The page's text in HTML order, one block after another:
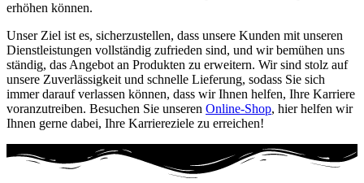
erhöhen können.
Unser Ziel ist es, sicherzustellen, dass unsere Kunden mit unseren
Dienstleistungen vollständig zufrieden sind, und wir bemühen uns
ständig, das Angebot an Produkten zu erweitern. Wir sind stolz auf
unsere Zuverlässigkeit und schnelle Lieferung, sodass Sie sich
immer darauf verlassen können, dass wir Ihnen helfen, Ihre Karriere
voranzutreiben. Besuchen Sie unseren Online-Shop, hier helfen wir
Ihnen gerne dabei, Ihre Karriereziele zu erreichen!